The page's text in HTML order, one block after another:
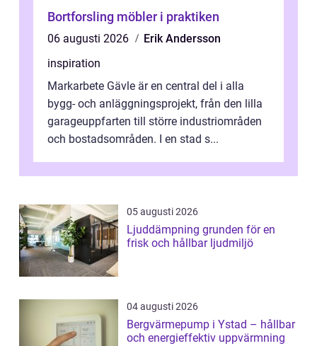
Bortforsling möbler i praktiken
06 augusti 2026
Erik Andersson
inspiration
Markarbete Gävle är en central del i alla
bygg- och anläggningsprojekt, från den lilla
garageuppfarten till större industriområden
och bostadsområden. I en stad s...
05 augusti 2026
Ljuddämpning grunden för en
frisk och hållbar ljudmiljö
04 augusti 2026
Bergvärmepump i Ystad – hållbar
och energieffektiv uppvärmning